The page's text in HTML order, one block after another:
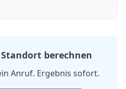
berechnen
Anruf. Ergebnis sofort.